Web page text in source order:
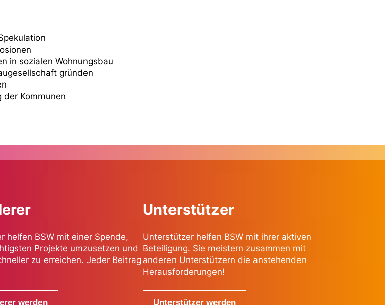
in sozialen Wohnungsbau
gründen
der Kommunen
helfen BSW mit einer Spende,
Projekte umzusetzen und
zu erreichen. Jeder Beitrag
werden
Unterstützer
Unterstützer helfen BSW mit ihrer aktiven
Beteiligung. Sie meistern zusammen mit
anderen Unterstützern die anstehenden
Herausforderungen!
Unterstützer werden